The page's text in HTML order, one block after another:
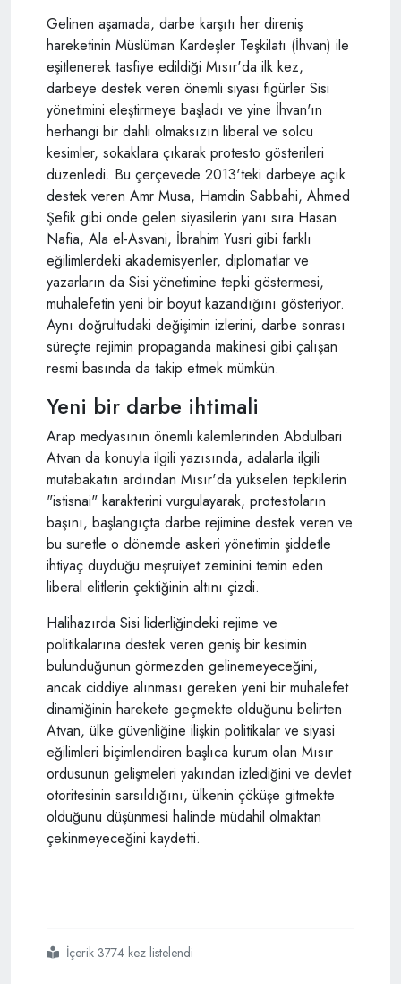
Gelinen aşamada, darbe karşıtı her direniş
hareketinin Müslüman Kardeşler Teşkilatı (İhvan) ile
eşitlenerek tasfiye edildiği Mısır'da ilk kez,
darbeye destek veren önemli siyasi figürler Sisi
yönetimini eleştirmeye başladı ve yine İhvan'ın
herhangi bir dahli olmaksızın liberal ve solcu
kesimler, sokaklara çıkarak protesto gösterileri
düzenledi. Bu çerçevede 2013'teki darbeye açık
destek veren Amr Musa, Hamdin Sabbahi, Ahmed
Şefik gibi önde gelen siyasilerin yanı sıra Hasan
Nafia, Ala el-Asvani, İbrahim Yusri gibi farklı
eğilimlerdeki akademisyenler, diplomatlar ve
yazarların da Sisi yönetimine tepki göstermesi,
muhalefetin yeni bir boyut kazandığını gösteriyor.
Aynı doğrultudaki değişimin izlerini, darbe sonrası
süreçte rejimin propaganda makinesi gibi çalışan
resmi basında da takip etmek mümkün.
Yeni bir darbe ihtimali
Arap medyasının önemli kalemlerinden Abdulbari
Atvan da konuyla ilgili yazısında, adalarla ilgili
mutabakatın ardından Mısır'da yükselen tepkilerin
"istisnai" karakterini vurgulayarak, protestoların
başını, başlangıçta darbe rejimine destek veren ve
bu suretle o dönemde askeri yönetimin şiddetle
ihtiyaç duyduğu meşruiyet zeminini temin eden
liberal elitlerin çektiğinin altını çizdi.
Halihazırda Sisi liderliğindeki rejime ve
politikalarına destek veren geniş bir kesimin
bulunduğunun görmezden gelinemeyeceğini,
ancak ciddiye alınması gereken yeni bir muhalefet
dinamiğinin harekete geçmekte olduğunu belirten
Atvan, ülke güvenliğine ilişkin politikalar ve siyasi
eğilimleri biçimlendiren başlıca kurum olan Mısır
ordusunun gelişmeleri yakından izlediğini ve devlet
otoritesinin sarsıldığını, ülkenin çöküşe gitmekte
olduğunu düşünmesi halinde müdahil olmaktan
çekinmeyeceğini kaydetti.
#mısır
#sisi
#darbeİçerik 3774 kez listelendi